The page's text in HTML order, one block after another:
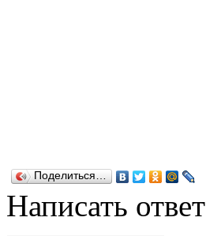
Поделиться…
Написать ответ